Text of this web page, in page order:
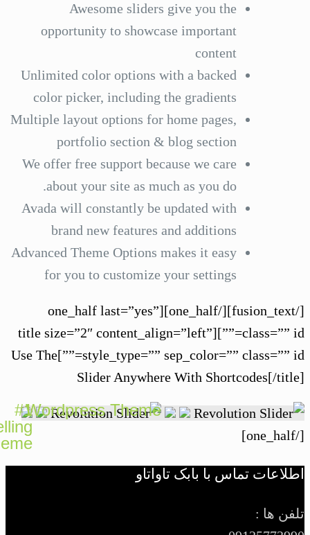
Awesome sliders give you the
opportunity to showcase important
content
Unlimited color options with a backed
color picker, including the gradients
Multiple layout options for home pages,
portfolio section & blog section
We offer free support because we care
about your site as much as you do.
Avada will constantly be updated with
brand new features and additions
Advanced Theme Options makes it easy
for you to customize your settings
[/fusion_text][/one_half][one_half last=”yes”
class=”” id=””][title size=”2″ content_align=”left”
style_type=”” sep_color=”” class=”” id=””]Use The
Slider Anywhere With Shortcodes[/
Wordpress Theme
#1
Selling
Theme
تماس با بابک تاواتاو
ها :